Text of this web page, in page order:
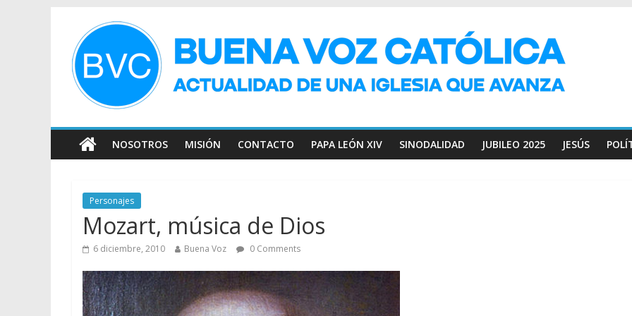
NOSOTROS MISIÓN CONTACTO PAPA LEÓN XIV SINODALIDAD JUBILEO 2025 JESÚS
Personajes
Mozart, música de Dios
6 diciembre, 2010 Buena Voz 0 Comments